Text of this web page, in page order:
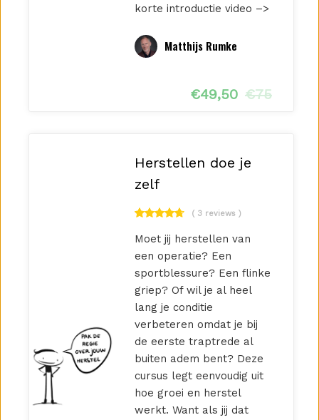
korte introductie video –>
Matthijs Rumke
€49,50 €75
Herstellen doe je
zelf
( 3 reviews )
Moet jij herstellen van
een operatie? Een
sportblessure? Een flinke
griep? Of wil je al heel
lang je conditie
verbeteren omdat je bij
de eerste traptrede al
buiten adem bent? Deze
cursus legt eenvoudig uit
hoe groei en herstel
werkt. Want als jij dat